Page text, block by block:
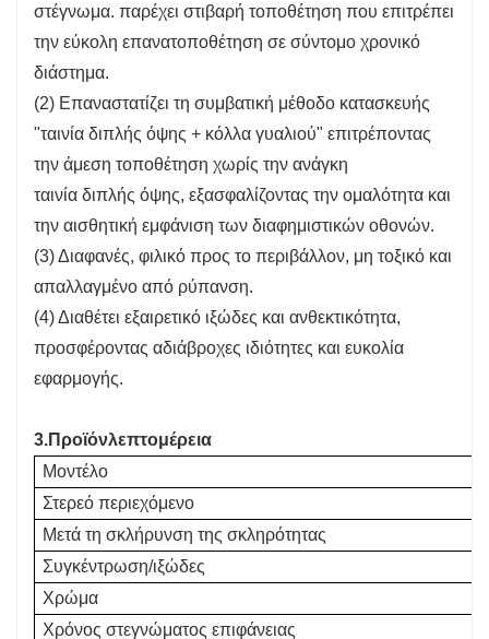
στέγνωμα. παρέχει στιβαρή τοποθέτηση που επιτρέπει
την εύκολη επανατοποθέτηση σε σύντομο χρονικό
διάστημα.
(2) Επαναστατίζει τη συμβατική μέθοδο κατασκευής
"ταινία διπλής όψης + κόλλα γυαλιού" επιτρέποντας
την άμεση τοποθέτηση χωρίς την ανάγκη
ταινία διπλής όψης, εξασφαλίζοντας την ομαλότητα και
την αισθητική εμφάνιση των διαφημιστικών οθονών.
(3) Διαφανές, φιλικό προς το περιβάλλον, μη τοξικό και
απαλλαγμένο από ρύπανση.
(4) Διαθέτει εξαιρετικό ιξώδες και ανθεκτικότητα,
προσφέροντας αδιάβροχες ιδιότητες και ευκολία
εφαρμογής.
3.Προϊόνλεπτομέρεια
Μοντέλο
Στερεό περιεχόμενο
Μετά τη σκλήρυνση της σκληρότητας
Συγκέντρωση/ιξώδες
Χρώμα
Χρόνος στεγνώματος επιφάνειας